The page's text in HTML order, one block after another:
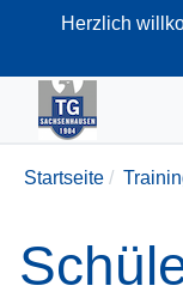
Herzlich
Startseite